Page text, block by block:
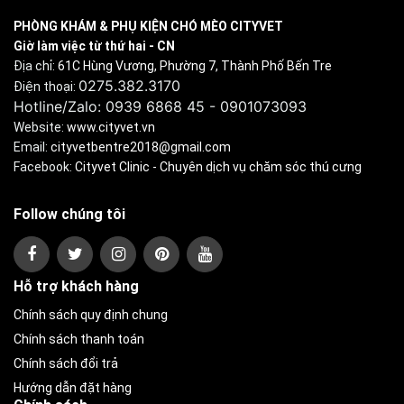
PHÒNG KHÁM & PHỤ KIỆN CHÓ MÈO CITYVET
Giờ làm việc từ thứ hai - CN
Địa chỉ: 61C Hùng Vương, Phường 7, Thành Phố Bến Tre
Điện thoại: 0275.382.3170
Hotline/Zalo: 0939 6868 45 - 0901073093
Website: www.cityvet.vn
Email: cityvetbentre2018@gmail.com
Facebook: Cityvet Clinic - Chuyên dịch vụ chăm sóc thú cưng
Follow chúng tôi
Hỗ trợ khách hàng
Chính sách quy định chung
Chính sách thanh toán
Chính sách đổi trả
Hướng dẫn đặt hàng